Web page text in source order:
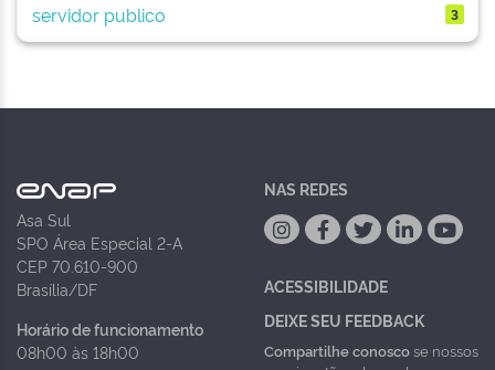
servidor publico
3
Asa Sul
SPO Área Especial 2-A
CEP 70.610-900
Brasília/DF
Horário de funcionamento
08h00 às 18h00
NAS REDES
ACESSIBILIDADE
DEIXE SEU FEEDBACK
Compartilhe conoscose nossos